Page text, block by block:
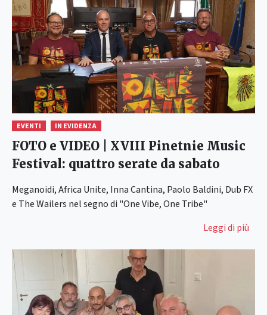
EVENTI IN EVIDENZA
FOTO e VIDEO | XVIII Pinetnie Music
Festival: quattro serate da sabato
Meganoidi, Africa Unite, Inna Cantina, Paolo Baldini, Dub FX
e The Wailers nel segno di "One Vibe, One Tribe"
Leggi di più